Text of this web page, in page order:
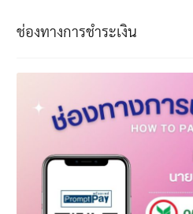
ช่องทางการชำระเงิน